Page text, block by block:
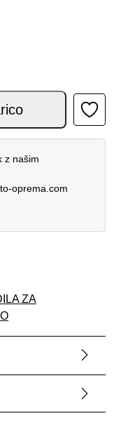
ČRNA MODRA
z našim
oprema.com
ZA